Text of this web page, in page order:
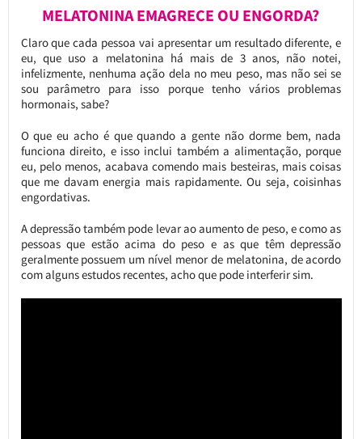
MELATONINA EMAGRECE OU ENGORDA?
Claro que cada pessoa vai apresentar um resultado diferente, e
eu, que uso a melatonina há mais de 3 anos, não notei,
infelizmente, nenhuma ação dela no meu peso, mas não sei se
sou parâmetro para isso porque tenho vários problemas
hormonais, sabe?
O que eu acho é que quando a gente não dorme bem, nada
funciona direito, e isso inclui também a alimentação, porque
eu, pelo menos, acabava comendo mais besteiras, mais coisas
que me davam energia mais rapidamente. Ou seja, coisinhas
engordativas.
A depressão também pode levar ao aumento de peso, e como as
pessoas que estão acima do peso e as que têm depressão
geralmente possuem um nível menor de melatonina, de acordo
com alguns estudos recentes, acho que pode interferir sim.